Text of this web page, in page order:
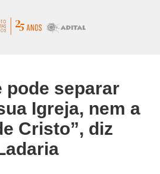
pode separar
Igreja, nem a
Cristo”, diz